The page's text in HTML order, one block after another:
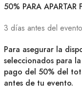
50% PARA APARTAR
3 días antes del
Para asegurar la
seleccionados para
pago del 50% del
antes de tu evento.